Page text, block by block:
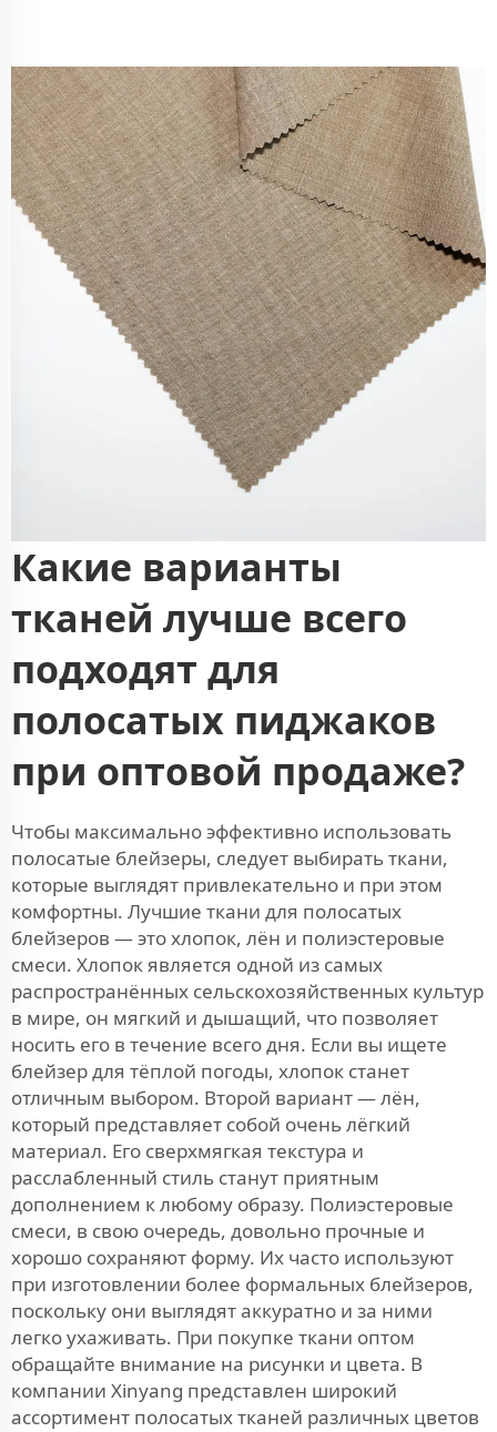
Какие варианты
тканей лучше всего
подходят для
полосатых пиджаков
при оптовой продаже?
Чтобы максимально эффективно использовать
полосатые блейзеры, следует выбирать ткани,
которые выглядят привлекательно и при этом
комфортны. Лучшие ткани для полосатых
блейзеров — это хлопок, лён и полиэстеровые
смеси. Хлопок является одной из самых
распространённых сельскохозяйственных культур
в мире, он мягкий и дышащий, что позволяет
носить его в течение всего дня. Если вы ищете
блейзер для тёплой погоды, хлопок станет
отличным выбором. Второй вариант — лён,
который представляет собой очень лёгкий
материал. Его сверхмягкая текстура и
расслабленный стиль станут приятным
дополнением к любому образу. Полиэстеровые
смеси, в свою очередь, довольно прочные и
хорошо сохраняют форму. Их часто используют
при изготовлении более формальных блейзеров,
поскольку они выглядят аккуратно и за ними
легко ухаживать. При покупке ткани оптом
обращайте внимание на рисунки и цвета. В
компании Xinyang представлен широкий
ассортимент полосатых тканей различных цветов